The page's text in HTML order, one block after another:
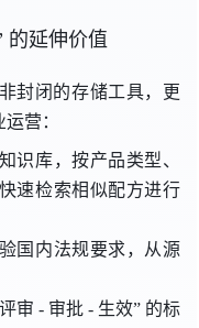
的延伸价值
非封闭的存储工具，更
营：
识库，按产品类型、
速检索相似配方进行
国内法规要求，从源
评审 - 审批 - 生效” 的标